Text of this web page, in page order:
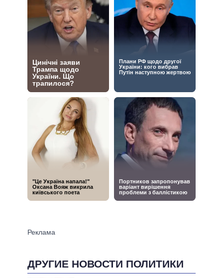
ДРУГИЕ НОВОСТИ ПОЛИТИКИ